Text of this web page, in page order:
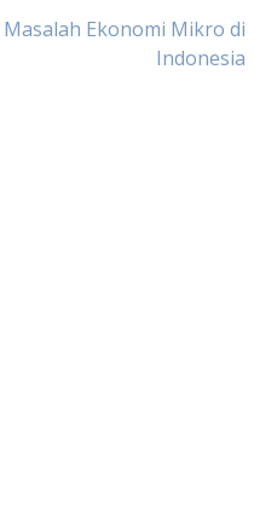
Ekonomi Mikro di
Indonesia